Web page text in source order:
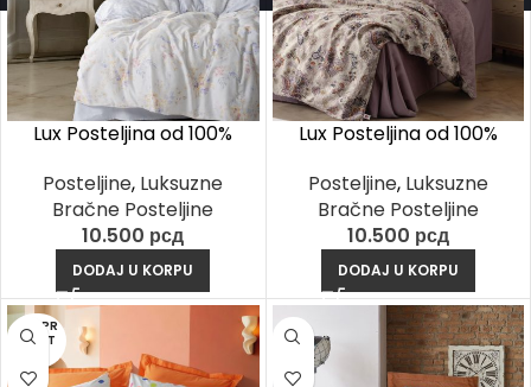
Lux Posteljina od 100%
Lila
Posteljine, Luksuzne
Bračne Posteljine
10.500 рсд
DODAJ U KORPU
Lux Posteljina od 100%
Majolica Ljubičasta
Posteljine, Luksuzne
Bračne Posteljine
10.500 рсд
DODAJ U KORPU
RASPR
ODAT